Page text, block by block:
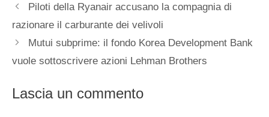
Piloti della Ryanair accusano la compagnia di
razionare il carburante dei velivoli
Mutui subprime: il fondo Korea Development Bank
vuole sottoscrivere azioni Lehman Brothers
Lascia un commento